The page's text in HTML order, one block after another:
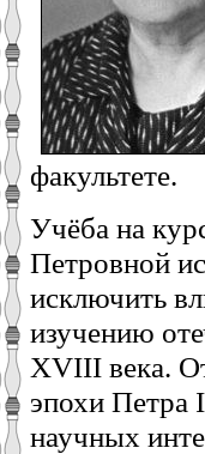
факультете.
Учёба на
Петровной
исключить
изучению
XVIII века.
эпохи Петра
научных